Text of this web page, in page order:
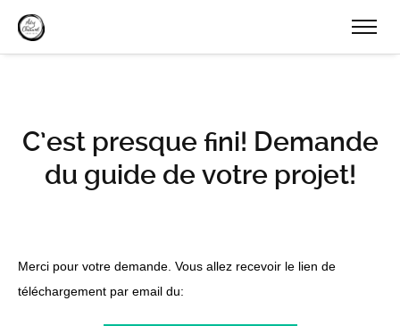
C’est presque fini! Demande
du guide de votre projet!
Merci pour votre demande. Vous allez recevoir le lien de
téléchargement par email du: